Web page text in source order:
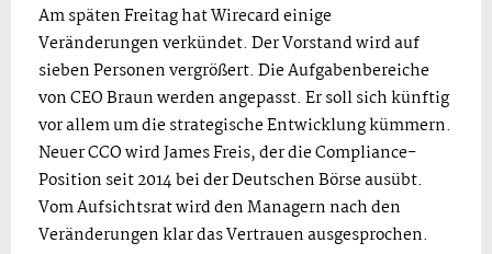
Am späten Freitag hat Wirecard einige
Veränderungen verkündet. Der Vorstand wird auf
sieben Personen vergrößert. Die Aufgabenbereiche
von CEO Braun werden angepasst. Er soll sich künftig
vor allem um die strategische Entwicklung kümmern.
Neuer CCO wird James Freis, der die Compliance-
Position seit 2014 bei der Deutschen Börse ausübt.
Vom Aufsichtsrat wird den Managern nach den
Veränderungen klar das Vertrauen ausgesprochen.